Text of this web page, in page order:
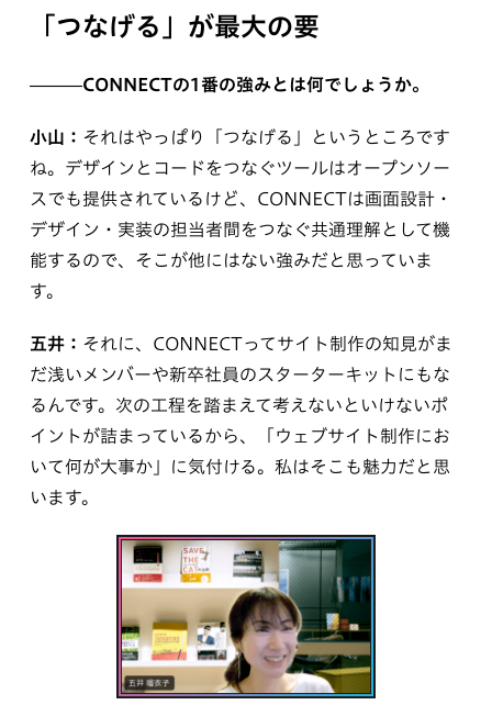
「つなげる」が最大の要
———CONNECTの1番の強みとは何でしょうか。
小山： それはやっぱり「つなげる」というところです
ね。デザインとコードをつなぐツールはオープンソー
スでも提供されているけど、CONNECTは画面設計・
デザイン・実装の担当者間をつなぐ共通理解として機
能するので、そこが他にはない強みだと思っていま
す。
五井： それに、CONNECTってサイト制作の知見がま
だ浅いメンバーや新卒社員のスターターキットにもな
るんです。次の工程を踏まえて考えないといけないポ
イントが詰まっているから、「ウェブサイト制作にお
いて何が大事か」に気付ける。私はそこも魅力だと思
います。